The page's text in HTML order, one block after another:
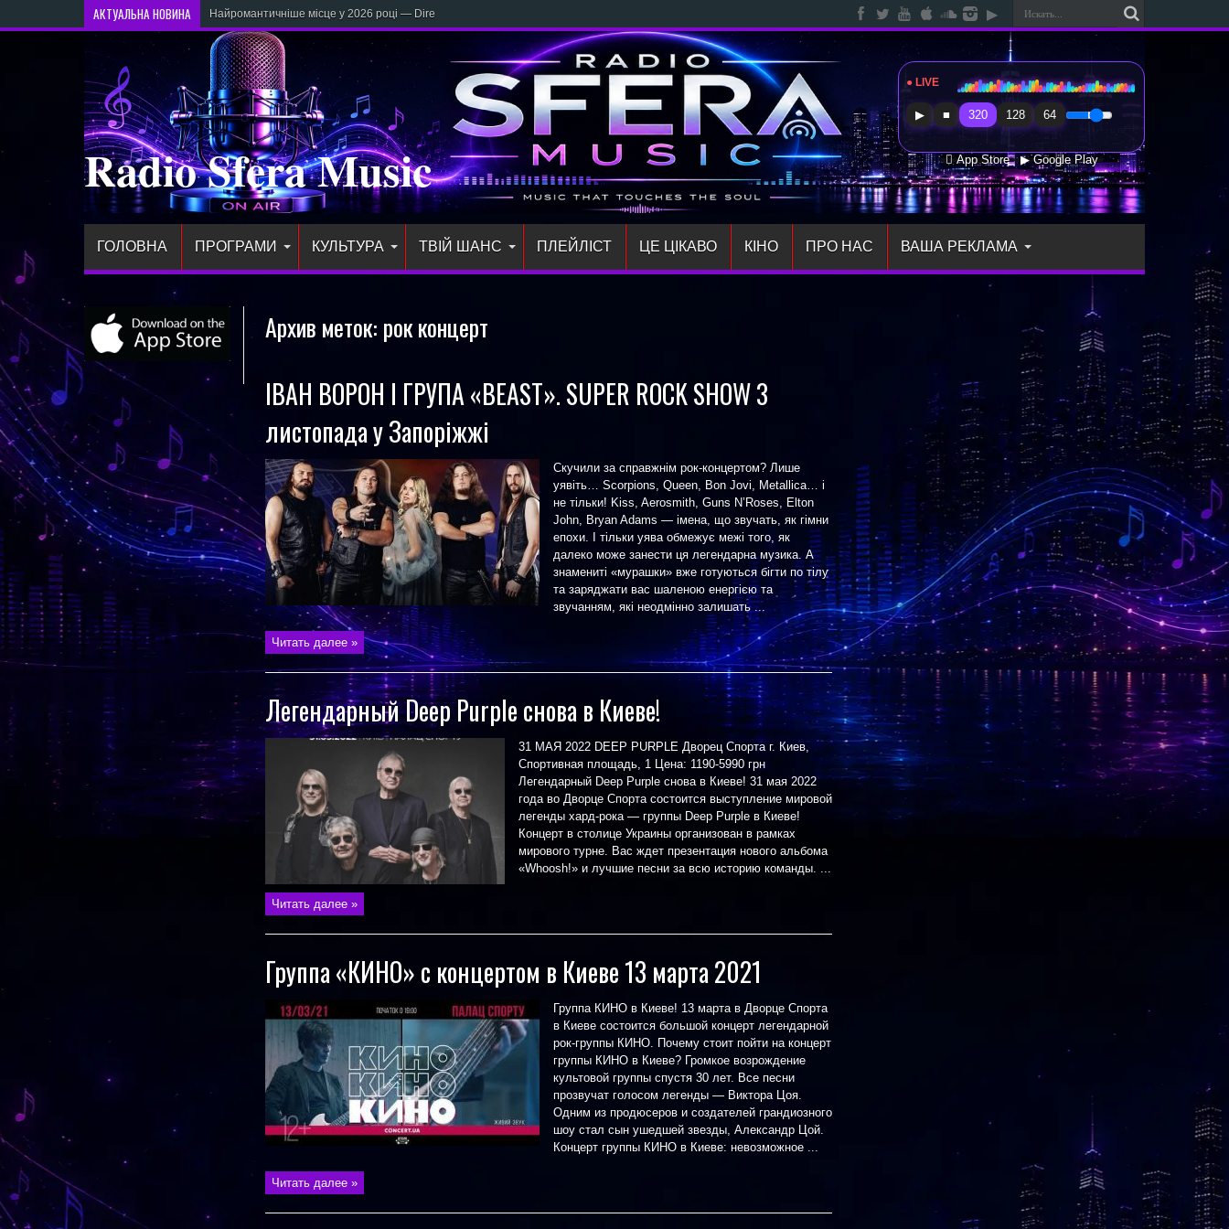
АКТУАЛЬНА НОВИНА Найромантичніше місце у 2026 році — Direct: новий трек NICOLE
Radio Sfera Music
● LIVE Radio Sfera Music
▶ ■ 320 128 64
 App Store ▶ Google Play
ГОЛОВНА ПРОГРАМИ КУЛЬТУРА ТВІЙ ШАНС ПЛЕЙЛIСТ ЦЕ ЦІКАВО КІНО ПРО НАС ВАША РЕКЛАМА
Архив меток: рок концерт
ІВАН ВОРОН І ГРУПА «BEAST». SUPER ROCK SHOW 3
листопада у Запоріжжі
Скучили за справжнім рок-концертом? Лише
уявіть… Scorpions, Queen, Bon Jovi, Metallica… і
не тільки! Kiss, Aerosmith, Guns N’Roses, Elton
John, Bryan Adams — імена, що звучать, як гімни
епохи. І тільки уява обмежує межі того, як
далеко може занести ця легендарна музика. А
знамениті «мурашки» вже готуються бігти по тілу
та заряджати вас шаленою енергією та
звучанням, які неодмінно залишать ...
Читать далее »
Легендарный Deep Purple снова в Киеве!
31 МАЯ 2022 DEEP PURPLE Дворец Спорта г. Киев,
Спортивная площадь, 1 Цена: 1190-5990 грн
Легендарный Deep Purple снова в Киеве! 31 мая 2022
года во Дворце Спорта состоится выступление мировой
легенды хард-рока — группы Deep Purple в Киеве!
Концерт в столице Украины организован в рамках
мирового турне. Вас ждет презентация нового альбома
«Whoosh!» и лучшие песни за всю историю команды. ...
Читать далее »
Группа «КИНО» с концертом в Киеве 13 марта 2021
Группа КИНО в Киеве! 13 марта в Дворце Спорта
в Киеве состоится большой концерт легендарной
рок-группы КИНО. Почему стоит пойти на концерт
группы КИНО в Киеве? Громкое возрождение
культовой группы спустя 30 лет. Все песни
прозвучат голосом легенды — Виктора Цоя.
Одним из продюсеров и создателей грандиозного
шоу стал сын ушедшей звезды, Александр Цой.
Концерт группы КИНО в Киеве: невозможное ...
Читать далее »